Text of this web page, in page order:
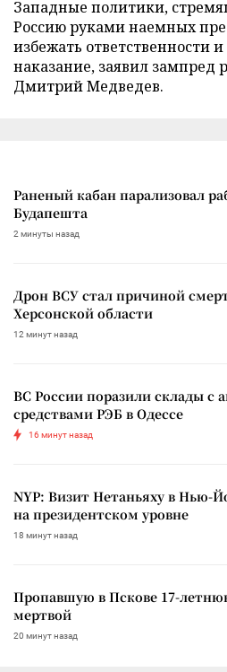
Западные политики,
Россию руками наемных
избежать ответственности
наказание, заявил зампред
Дмитрий Медведев.
Раненый кабан парализовал
Будапешта
2 минуты назад
Дрон ВСУ стал причиной
Херсонской области
12 минут назад
ВС России поразили склады с
средствами РЭБ в Одессе
16 минут назад
NYP: Визит Нетаньяху в Нью-
на президентском уровне
18 минут назад
Пропавшую в Пскове 17-
мертвой
20 минут назад